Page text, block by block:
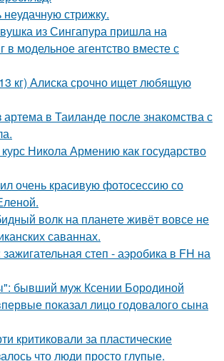
стрижку.
из Сингапура пришла на
в модельное агентство вместе с
кг) Алиска срочно ищет любящую
артема в Таиланде после знакомства с
Никола Армению как государство
очень красивую фотосессию со
волк на планете живёт вовсе не
саваннах.
степ - аэробика в FH на
бывший муж Ксении Бородиной
показал лицо годовалого сына
критиковали за пластические
что люди просто глупые.